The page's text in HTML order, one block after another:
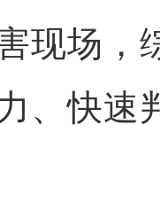
现场，
、快速